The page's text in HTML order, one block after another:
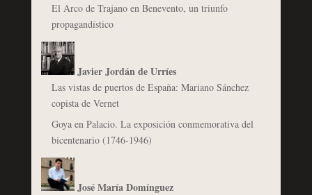
El Arco de Trajano en Benevento, un triunfo
propagandístico
Javier Jordán de Urríes
Las vistas de puertos de España: Mariano Sánchez
copista de Vernet
Goya en Palacio. La exposición conmemorativa del
bicentenario (1746-1946)
José María Domínguez